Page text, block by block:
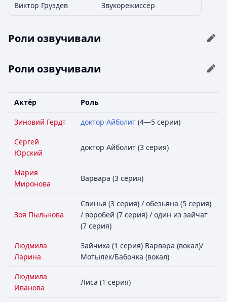
Виктор Груздев Звукорежиссёр
Роли озвучивали
Роли озвучивали
Актёр Роль
Зиновий Гердт доктор Айболит (4—5 серии)
Сергей
Юрский
доктор Айболит (3 серия)
Мария
Миронова
Варвара (3 серия)
Зоя Пыльнова
Свинья (3 серия) / обезьяна (5 серия)
/ воробей (7 серия) / один из зайчат
(7 серия)
Людмила
Ларина
Зайчиха (1 серия) Варвара (вокал)/
Мотылёк/Бабочка (вокал)
Людмила
Иванова
Лиса (1 серия)